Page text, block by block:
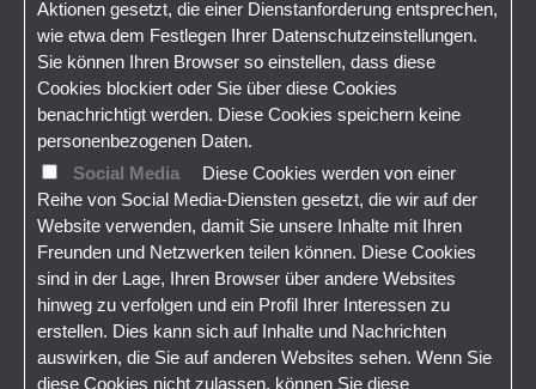
Aktionen gesetzt, die einer Dienstanforderung entsprechen,
wie etwa dem Festlegen Ihrer Datenschutzeinstellungen.
Sie können Ihren Browser so einstellen, dass diese
Cookies blockiert oder Sie über diese Cookies
benachrichtigt werden. Diese Cookies speichern keine
personenbezogenen Daten.
Social Media
Diese Cookies werden von einer
Reihe von Social Media-Diensten gesetzt, die wir auf der
Website verwenden, damit Sie unsere Inhalte mit Ihren
Freunden und Netzwerken teilen können. Diese Cookies
sind in der Lage, Ihren Browser über andere Websites
hinweg zu verfolgen und ein Profil Ihrer Interessen zu
erstellen. Dies kann sich auf Inhalte und Nachrichten
auswirken, die Sie auf anderen Websites sehen. Wenn Sie
diese Cookies nicht zulassen, können Sie diese